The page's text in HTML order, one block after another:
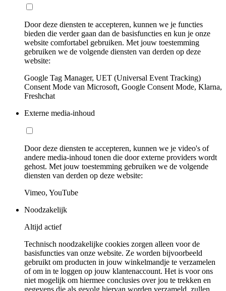
Door deze diensten te accepteren, kunnen we je functies
bieden die verder gaan dan de basisfuncties en kun je onze
website comfortabel gebruiken. Met jouw toestemming
gebruiken we de volgende diensten van derden op deze
website:
Google Tag Manager, UET (Universal Event Tracking)
Consent Mode van Microsoft, Google Consent Mode, Klarna,
Freshchat
Externe media-inhoud
Door deze diensten te accepteren, kunnen we je video's of
andere media-inhoud tonen die door externe providers wordt
gehost. Met jouw toestemming gebruiken we de volgende
diensten van derden op deze website:
Vimeo, YouTube
Noodzakelijk
Altijd actief
Technisch noodzakelijke cookies zorgen alleen voor de
basisfuncties van onze website. Ze worden bijvoorbeeld
gebruikt om producten in jouw winkelmandje te verzamelen
of om in te loggen op jouw klantenaccount. Het is voor ons
niet mogelijk om hiermee conclusies over jou te trekken en